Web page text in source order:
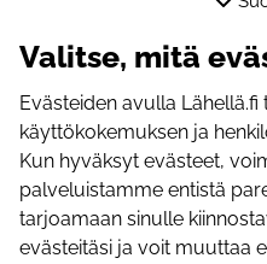
Onko toiminta
Maksuton
Ilmoittautuminen on
Lue lisääTukea ja
Ristija varaa aika.
Ilmoittautumislinkki
https://
tukea/nuortenturvatalot/
Valitse, mitä
Evästeiden avulla
käyttökokemuksen ja
Kun hyväksyt evästeet,
palveluistamme entistä
tarjoamaan sinulle
evästeitäsi ja voit muuttaa